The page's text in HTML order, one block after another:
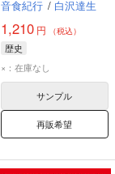
音食紀行 / 白沢達生
1,210円 （税込）
歴史
×：在庫なし
サンプル
再販希望